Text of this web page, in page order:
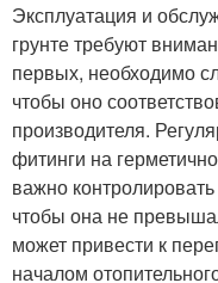
Эксплуатация и
грунте требуют
первых, необходимо
чтобы оно
производителя.
фитинги на
важно
чтобы она не
может привести к
началом